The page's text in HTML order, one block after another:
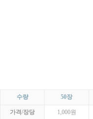
수량 50장
가격/장당 1,000원